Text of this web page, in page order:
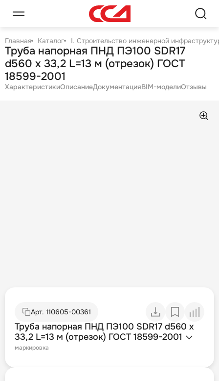
Главная Каталог 1. Строительство инженерной
Труба напорная ПНД ПЭ100 SDR17
d560 х 33,2 L=13 м (отрезок) ГОСТ
18599-2001
ХарактеристикиОписаниеДокументацияBIM-моделиОтзывы
Арт. 110605-00361
Труба напорная ПНД ПЭ100 SDR17 d560 х
33,2 L=13 м (отрезок) ГОСТ 18599-2001
маркировка